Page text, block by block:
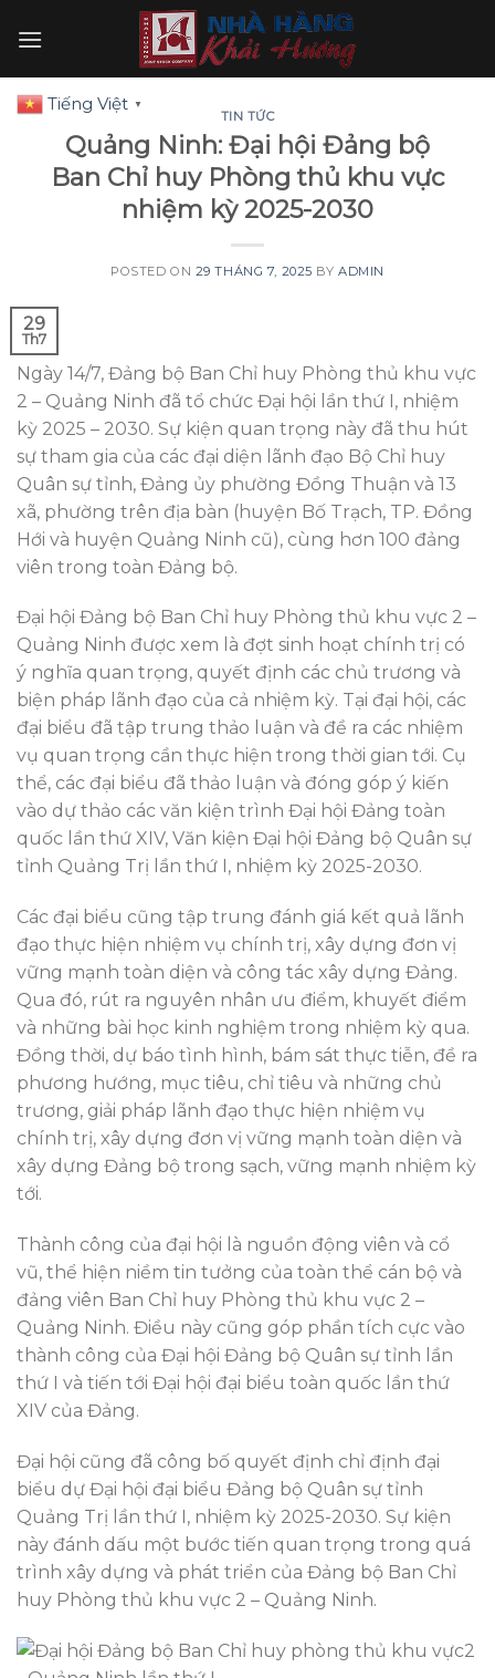
TIN TỨC
Quảng Ninh: Đại hội Đảng bộ
Ban Chỉ huy Phòng thủ khu vực
nhiệm kỳ 2025-2030
POSTED ON 29 THÁNG 7, 2025 BY ADMIN
29
Th7
Ngày 14/7, Đảng bộ Ban Chỉ huy Phòng thủ khu vực
2 – Quảng Ninh đã tổ chức Đại hội lần thứ I, nhiệm
kỳ 2025 – 2030. Sự kiện quan trọng này đã thu hút
sự tham gia của các đại diện lãnh đạo Bộ Chỉ huy
Quân sự tỉnh, Đảng ủy phường Đồng Thuận và 13
xã, phường trên địa bàn (huyện Bố Trạch, TP. Đồng
Hới và huyện Quảng Ninh cũ), cùng hơn 100 đảng
viên trong toàn Đảng bộ.
Đại hội Đảng bộ Ban Chỉ huy Phòng thủ khu vực 2 –
Quảng Ninh được xem là đợt sinh hoạt chính trị có
ý nghĩa quan trọng, quyết định các chủ trương và
biện pháp lãnh đạo của cả nhiệm kỳ. Tại đại hội, các
đại biểu đã tập trung thảo luận và đề ra các nhiệm
vụ quan trọng cần thực hiện trong thời gian tới. Cụ
thể, các đại biểu đã thảo luận và đóng góp ý kiến
vào dự thảo các văn kiện trình Đại hội Đảng toàn
quốc lần thứ XIV, Văn kiện Đại hội Đảng bộ Quân sự
tỉnh Quảng Trị lần thứ I, nhiệm kỳ 2025-2030.
Các đại biểu cũng tập trung đánh giá kết quả lãnh
đạo thực hiện nhiệm vụ chính trị, xây dựng đơn vị
vững mạnh toàn diện và công tác xây dựng Đảng.
Qua đó, rút ra nguyên nhân ưu điểm, khuyết điểm
và những bài học kinh nghiệm trong nhiệm kỳ qua.
Đồng thời, dự báo tình hình, bám sát thực tiễn, đề ra
phương hướng, mục tiêu, chỉ tiêu và những chủ
trương, giải pháp lãnh đạo thực hiện nhiệm vụ
chính trị, xây dựng đơn vị vững mạnh toàn diện và
xây dựng Đảng bộ trong sạch, vững mạnh nhiệm kỳ
tới.
Thành công của đại hội là nguồn động viên và cổ
vũ, thể hiện niềm tin tưởng của toàn thể cán bộ và
đảng viên Ban Chỉ huy Phòng thủ khu vực 2 –
Quảng Ninh. Điều này cũng góp phần tích cực vào
thành công của Đại hội Đảng bộ Quân sự tỉnh lần
thứ I và tiến tới Đại hội đại biểu toàn quốc lần thứ
XIV của Đảng.
Đại hội cũng đã công bố quyết định chỉ định đại
biểu dự Đại hội đại biểu Đảng bộ Quân sự tỉnh
Quảng Trị lần thứ I, nhiệm kỳ 2025-2030. Sự kiện
này đánh dấu một bước tiến quan trọng trong quá
trình xây dựng và phát triển của Đảng bộ Ban Chỉ
huy Phòng thủ khu vực 2 – Quảng Ninh.
Tiếng Việt ▼